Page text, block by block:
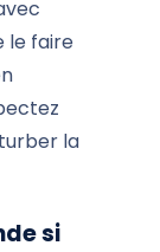
le faire
la
si